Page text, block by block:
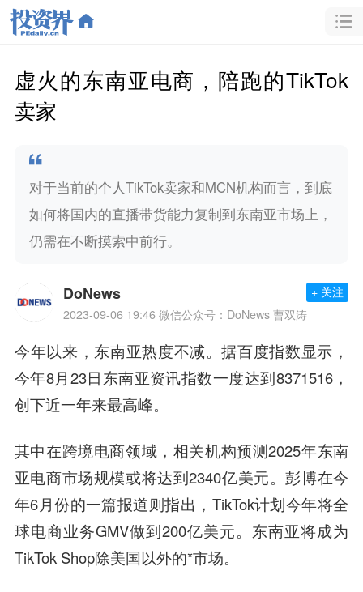
虚火的东南亚电商，陪跑的TikTok
卖家
对于当前的个人TikTok卖家和MCN机构而言，到底
如何将国内的直播带货能力复制到东南亚市场上，
仍需在不断摸索中前行。
DoNews
2023-09-06 19:46 微信公众号：DoNews 曹双涛
+ 关注
今年以来，东南亚热度不减。据百度指数显示，
今年8月23日东南亚资讯指数一度达到8371516，
创下近一年来最高峰。
其中在跨境电商领域，相关机构预测2025年东南
亚电商市场规模或将达到2340亿美元。彭博在今
年6月份的一篇报道则指出，TikTok计划今年将全
球电商业务GMV做到200亿美元。东南亚将成为
TikTok Shop除美国以外的*市场。